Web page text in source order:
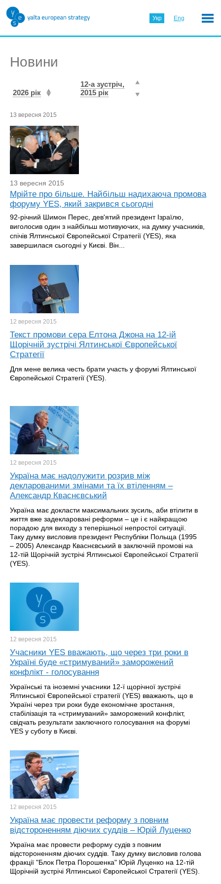
Укр Eng
Новини
2026 рік
12-а зустріч,
2015 рік
13 вересня 2015
13 вересня 2015
Мрійте про більше. Найбільш надихаюча промова
форуму YES, який закрився сьогодні
92-річний Шимон Перес, дев'ятий президент Ізраїлю,
виголосив один з найбільш мотивуючих, на думку учасників,
спічів Ялтинської Європейської Стратегії (YES), яка
завершилася сьогодні у Києві. Він...
12 вересня 2015
Текст промови сера Елтона Джона на 12-ій
Щорічній зустрічі Ялтинської Європейської
Стратегії
Для мене велика честь брати участь у форумі Ялтинської
Європейської Стратегії (YES).
12 вересня 2015
Україна має надолужити розрив між
декларованими змінами та їх втіленням –
Александр Кваснєвський
Україна має докласти максимальних зусиль, аби втілити в
життя вже задекларовані реформи – це і є найкращою
порадою для виходу з теперішньої непростої ситуації.
Таку думку висловив президент Республіки Польща (1995
– 2005) Александр Кваснєвський в заключній промові на
12-тій Щорічній зустрічі Ялтинської Європейської Стратегії
(YES).
12 вересня 2015
Учасники YES вважають, що через три роки в
Україні буде «стримуваний» заморожений
конфлікт - голосування
Українські та іноземні учасники 12-ї щорічної зустрічі
Ялтинської Європейської стратегії (YES) вважають, що в
Україні через три роки буде економічне зростання,
стабілізація та «стримуваний» заморожений конфлікт,
свідчать результати заключного голосування на форумі
YES у суботу в Києві.
12 вересня 2015
Україна має провести реформу з повним
відстороненням діючих суддів – Юрій Луценко
Україна має провести реформу судів з повним
відстороненням діючих суддів. Таку думку висловив голова
фракції "Блок Петра Порошенка" Юрій Луценко на 12-тій
Щорічній зустрічі Ялтинської Європейської Стратегії (YES).